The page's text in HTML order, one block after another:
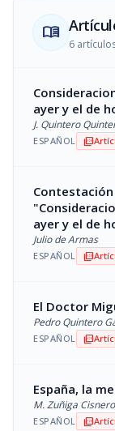
menu_book
6
ayer y el de
J. Quintero
ESPAÑOL picture_as_pdf
ayer y el de
Julio de Armas
ESPAÑOL picture_as_pdf
El Doctor
Pedro Quintero
ESPAÑOL picture_as_pdf
España, la
M. Zuñiga
ESPAÑOL picture_as_pdf